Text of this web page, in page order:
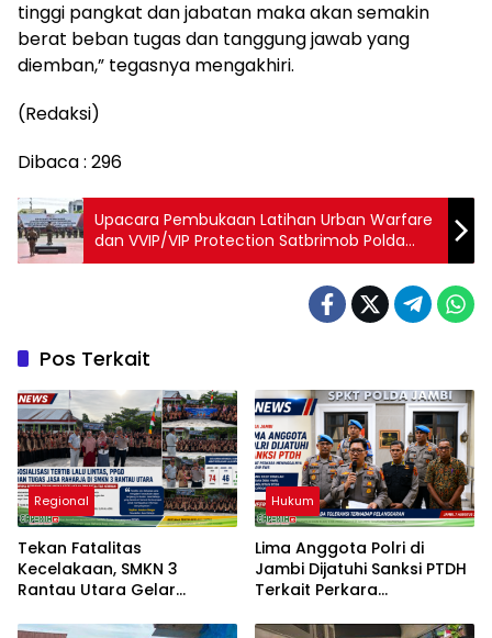
tinggi pangkat dan jabatan maka akan semakin
berat beban tugas dan tanggung jawab yang
diemban,” tegasnya mengakhiri.
(Redaksi)
Dibaca : 296
Upacara Pembukaan Latihan Urban Warfare
dan VVIP/VIP Protection Satbrimob Polda
Kalbar
Pos Terkait
Regional
Tekan Fatalitas
Kecelakaan, SMKN 3
Rantau Utara Gelar
Lintas dan PPGD
Hukum
Lima Anggota Polri di
Jambi Dijatuhi Sanksi PTDH
Terkait Perkara